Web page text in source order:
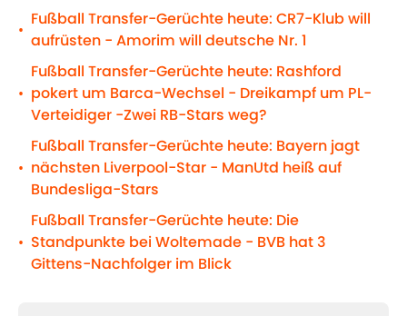
•
Fußball Transfer-Gerüchte heute: CR7-Klub will
aufrüsten - Amorim will deutsche Nr. 1
•
Fußball Transfer-Gerüchte heute: Rashford
pokert um Barca-Wechsel - Dreikampf um PL-
Verteidiger -Zwei RB-Stars weg?
•
Fußball Transfer-Gerüchte heute: Bayern jagt
nächsten Liverpool-Star - ManUtd heiß auf
Bundesliga-Stars
•
Fußball Transfer-Gerüchte heute: Die
Standpunkte bei Woltemade - BVB hat 3
Gittens-Nachfolger im Blick